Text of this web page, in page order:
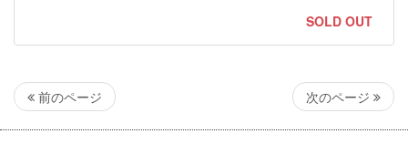
SOLD OUT
前のページ 次のページ